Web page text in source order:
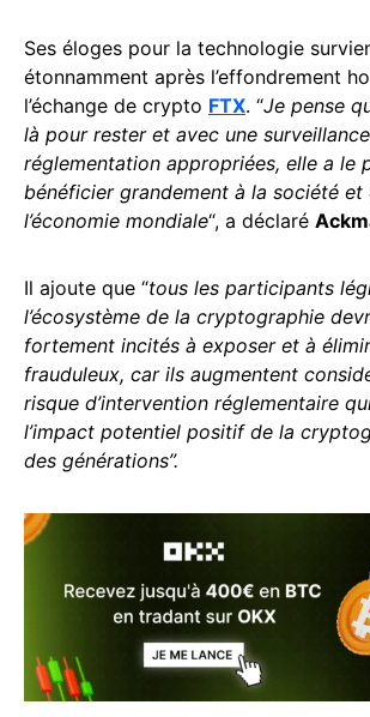
Ses éloges pour la technologie
étonnamment après l’effondrement
l’échange de crypto FTX. “Je pense
là pour rester et avec une
réglementation appropriées, elle a le
bénéficier grandement à la société
l’économie mondiale“, a déclaré
Il ajoute que “tous les participants
l’écosystème de la cryptographie
fortement incités à exposer et à
frauduleux, car ils augmentent
risque d’intervention réglementaire
l’impact potentiel positif de la
des générations”.